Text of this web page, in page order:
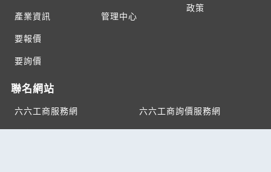
產業資訊
要報價
要詢價
管理中心
政策
聯名網站
六六工商服務網
六六工商詢價服務網
JB產品網
六六黃頁